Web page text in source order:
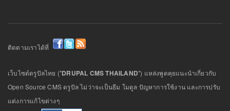
ติดตามเราได้ที่
เว็บไซต์ดรูปัลไทย ("DRUPAL CMS THAILAND") แหล่งพูดคุยแนะนำเกี่ยวกับ
Open Source CMS ดรูปัล ไม่ว่าจะเป็นธีม โมดูล ปัญหาการใช้งาน และการปรับ
แต่งการแก้ไขต่างๆ